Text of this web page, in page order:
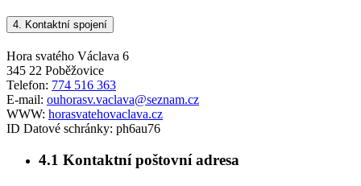
4. Kontaktní spojení
Hora svatého Václava 6
345 22 Poběžovice
Telefon: 774 516 363
E-mail: ouhorasv.vaclava@seznam.cz
WWW: horasvatehovaclava.cz
ID Datové schránky: ph6au76
4.1 Kontaktní poštovní adresa